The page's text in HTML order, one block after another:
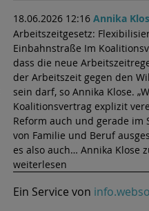
18.06.2026 12:16 Annika
Arbeitszeitgesetz:
Einbahnstraße Im
dass die neue
der Arbeitszeit gegen den
sein darf, so Annika Klose.
Koalitionsvertrag explizit
Reform auch und gerade im
von Familie und Beruf
es also auch… Annika Klose
weiterlesen
Ein Service von